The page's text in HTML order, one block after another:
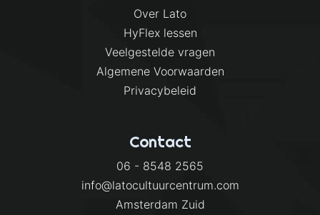
Over Lato
HyFlex lessen
Veelgestelde vragen
Algemene Voorwaarden
Privacybeleid
Contact
06 - 8548 2565
info@latocultuurcentrum.com
Amsterdam Zuid